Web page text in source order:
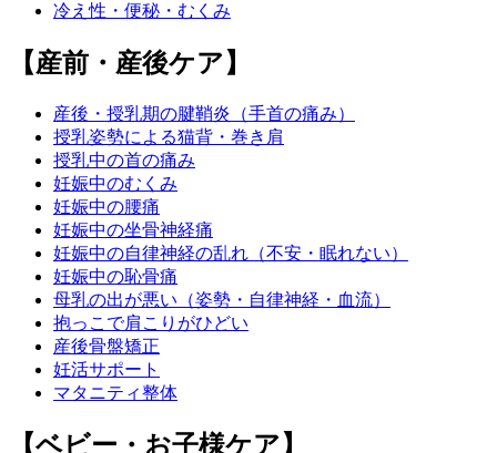
冷え性・便秘・むくみ
【産前・産後ケア】
産後・授乳期の腱鞘炎（手首の痛み）
授乳姿勢による猫背・巻き肩
授乳中の首の痛み
妊娠中のむくみ
妊娠中の腰痛
妊娠中の坐骨神経痛
妊娠中の自律神経の乱れ（不安・眠れない）
妊娠中の恥骨痛
母乳の出が悪い（姿勢・自律神経・血流）
抱っこで肩こりがひどい
産後骨盤矯正
妊活サポート
マタニティ整体
【ベビー・お子様ケア】